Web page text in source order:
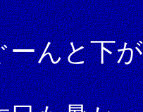
ーんと下